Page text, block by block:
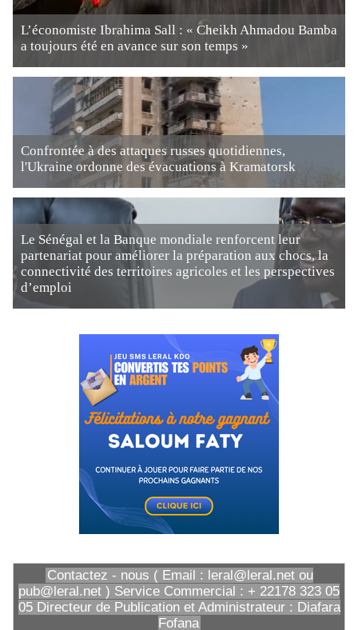
L’économiste Ibrahima Sall : « Cheikh Ahmadou Bamba
a toujours été en avance sur son temps »
Confrontée à des attaques russes quotidiennes,
l'Ukraine ordonne des évacuations à Kramatorsk
Le Sénégal et la Banque mondiale renforcent leur
partenariat pour améliorer la préparation aux chocs, la
connectivité des territoires agricoles et les perspectives
d’emploi
Contactez - nous ( Email : leral@leral.net ou
pub@leral.net ) Service Commercial : + 22178 323 05
05 Directeur de Publication et Administrateur : Diafara
Fofana